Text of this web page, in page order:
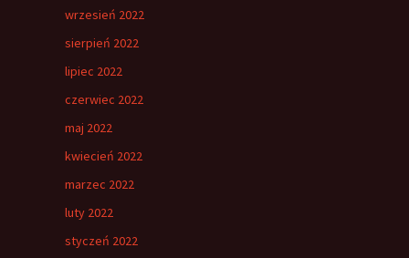
wrzesień 2022
sierpień 2022
lipiec 2022
czerwiec 2022
maj 2022
kwiecień 2022
marzec 2022
luty 2022
styczeń 2022